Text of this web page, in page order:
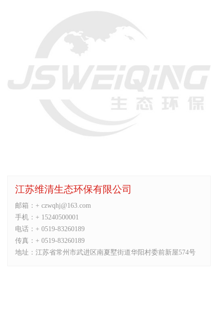
江苏维清生态环保有限公司
邮箱： + czwqhj@163.com
手机： + 15240500001
电话： + 0519-83260189
传真： + 0519-83260189
地址： 江苏省常州市武进区南夏墅街道华阳村委前新屋574号